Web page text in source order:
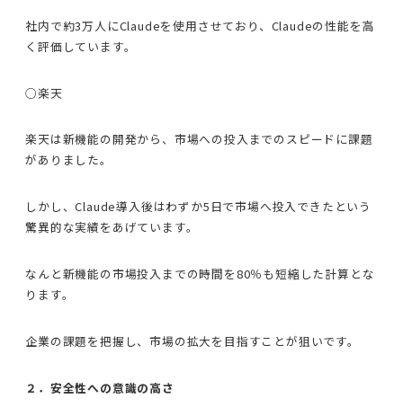
社内で約3万人にClaudeを使用させており、Claudeの性能を高
く評価しています。
○楽天
楽天は新機能の開発から、市場への投入までのスピードに課題
がありました。
しかし、Claude導入後はわずか5日で市場へ投入できたという
驚異的な実績をあげています。
なんと新機能の市場投入までの時間を80％も短縮した計算とな
ります。
企業の課題を把握し、市場の拡大を目指すことが狙いです。
２．安全性への意識の高さ